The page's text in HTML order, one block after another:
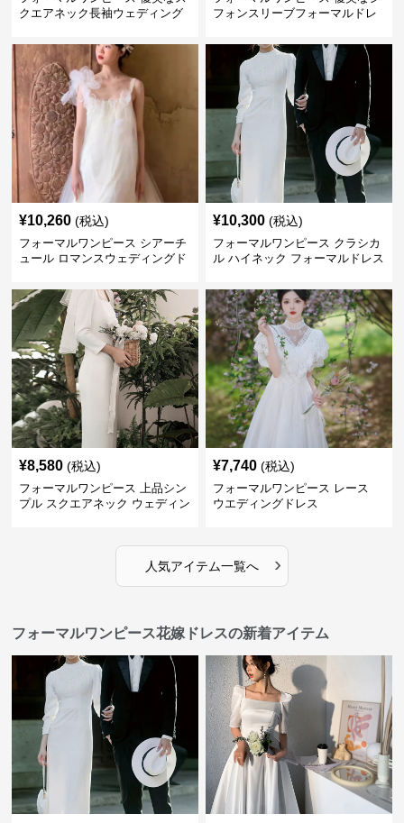
クエアネック長袖ウェディング
フォンスリーブフォーマルドレ
¥10,260 (税込)
フォーマルワンピース シアーチ
ュール ロマンスウェディングド
¥10,300 (税込)
フォーマルワンピース クラシカ
ル ハイネック フォーマルドレス
¥8,580 (税込)
フォーマルワンピース 上品シン
プル スクエアネック ウェディン
¥7,740 (税込)
フォーマルワンピース レース
ウエディングドレス
人気アイテム一覧へ ›
フォーマルワンピース花嫁ドレスの新着アイテム